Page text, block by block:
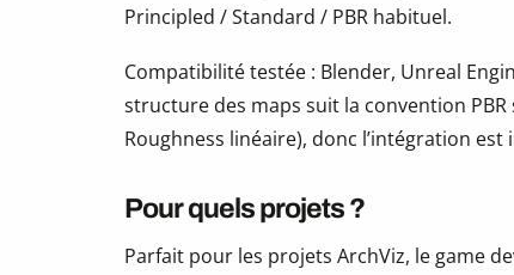
Principled / Standard / PBR habituel.
Compatibilité testée : Blender, Unreal
structure des maps suit la convention
Roughness linéaire), donc l’intégration est
Pour quels projets ?
Parfait pour les projets ArchViz, le game